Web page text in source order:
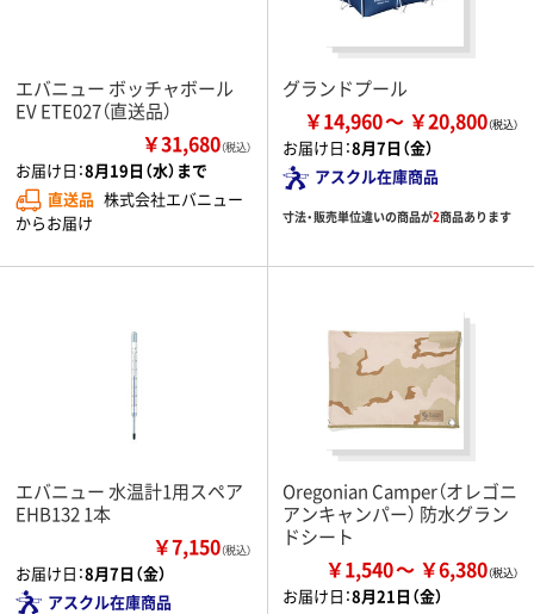
エバニュー ボッチャボール
EV ETE027（直送品）
￥31,680（税込）
お届け日：8月19日（水）まで
直送品 株式会社エバニュー
からお届け
グランドプール
￥14,960 ￥20,800
お届け日：8月7日（金）
アスクル在庫商品
寸法・販売単位違いの商品が2商品あります
エバニュー 水温計1用スペア
EHB132 1本
￥7,150（税込）
お届け日：8月7日（金）
アスクル在庫商品
Oregonian Camper（オレゴニ
アンキャンパー） 防水グラン
ドシート
￥1,540 ￥6,380
お届け日：8月21日（金）